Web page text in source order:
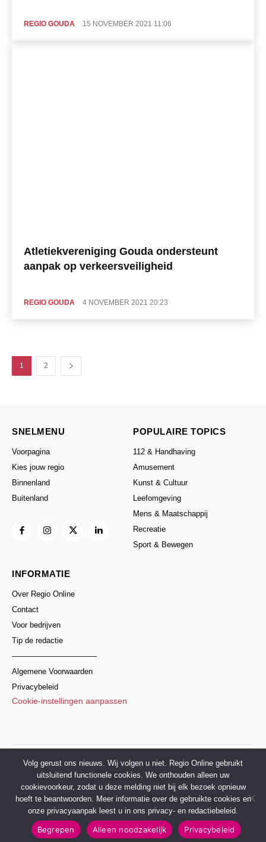
REGIO GOUDA 15 NOVEMBER 2021 11:06
Atletiekvereniging Gouda ondersteunt
aanpak op verkeersveiligheid
REGIO GOUDA 4 NOVEMBER 2021 20:23
1 2
SNELMENU
Voorpagina
Kies jouw regio
Binnenland
Buitenland
POPULAIRE TOPICS
112 & Handhaving
Amusement
Kunst & Cultuur
Leefomgeving
Mens & Maatschappij
Recreatie
Sport & Bewegen
INFORMATIE
Over Regio Online
Contact
Voor bedrijven
Tip de redactie
———————————
Algemene Voorwaarden
Privacybeleid
Cookie-instellingen aanpassen
Volg gerust ons nieuws. Wij volgen u niet. Regio Online gebruikt
uitsluitend functionele cookies. We onthouden alleen uw
cookievoorkeur, zodat u deze melding niet bij elk bezoek opnieuw
hoeft te beantwoorden. Meer informatie over de gebruikte cookies en
onze privacyaanpak leest u in ons privacy- en redactiebeleid.
Begrepen Alleen noodzakelijk Privacybeleid